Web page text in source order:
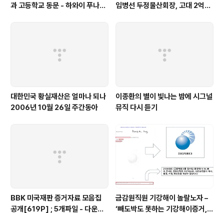
과 고등학교 동문 - 하와이 푸나호
임병선 두정물산회장, 고대 2억기
대한민국 황실재산은 얼마나 되나
2006년 10월 26일 주간동아
이종환의 별이 빛나는 밤에 시그널
뮤직 다시 듣기
BBK 미국재판 증거자료 모음집
공개[619P] ; 5개파일 - 다운로
금감원직원 기강해이 놀랄노자 –
‘빼도박도 못하는 기강해이증거,